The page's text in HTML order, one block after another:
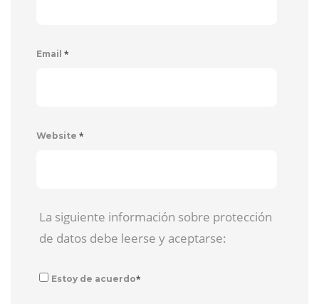
Email *
Website *
La siguiente información sobre protección
de datos debe leerse y aceptarse:
Estoy de acuerdo*